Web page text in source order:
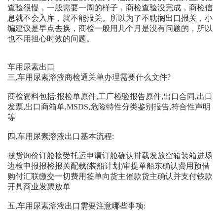
查验很慢，一般需要一周的样子，商检查验没完成，商检信
息就不会入库，就不能报关。所以为了不耽搁出口报关，小
编建议是早点去换，商检一般用几个月是没有问题的，所以
也不用担心时效的问题。
车用尿素出口
三,车用尿素溶液商检通关单办理需要什么文件?
商检资料包括:报检单原件,工厂检验报告原件,出口合同,出口
发票,出口商箱单,MSDS,危险特性分类鉴别报告,符合性声明
等
四,车用尿素溶液出口基本流程:
揽货询价订舱接受托运申请订舱确认排载发放空箱装箱进场
边检申报报检报关配载(装船计划)审提单船东确认费用预借
购付汇联缴交一切费用签单向货主催款货主确认并支付钱款
开具商业发票放单
五,车用尿素溶液出口需要注意哪些事项: